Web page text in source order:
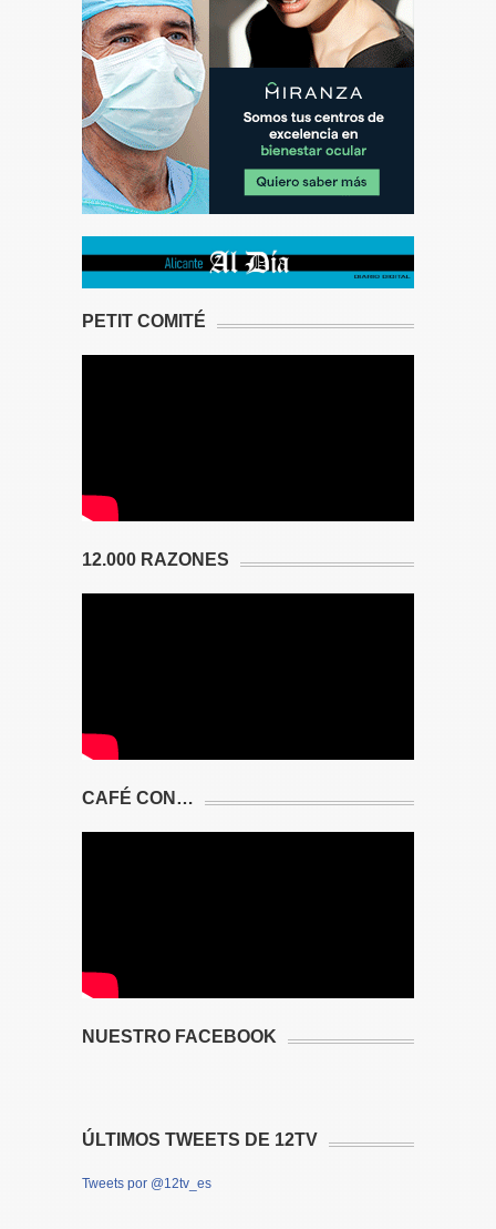
PETIT COMITÉ
12.000 RAZONES
CAFÉ CON…
NUESTRO FACEBOOK
ÚLTIMOS TWEETS DE 12TV
Tweets por @12tv_es